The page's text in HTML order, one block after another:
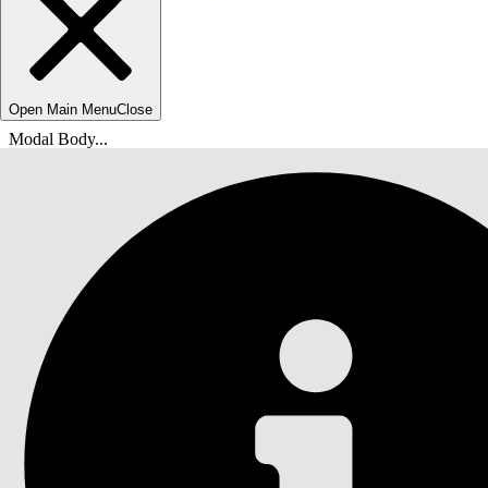
Open Main MenuClose
Modal Body...